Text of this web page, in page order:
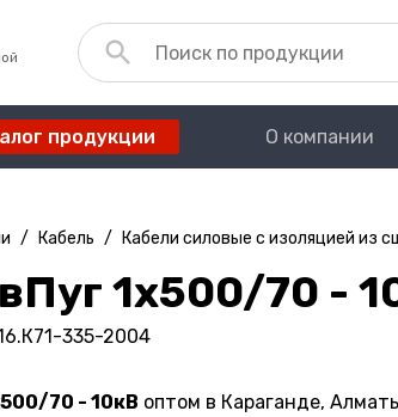
продукции О компании
/ Кабель / Кабели силовые с изоляцией из
1х500/70 -
335-2004
70 - 10кВ оптом в Караганде,